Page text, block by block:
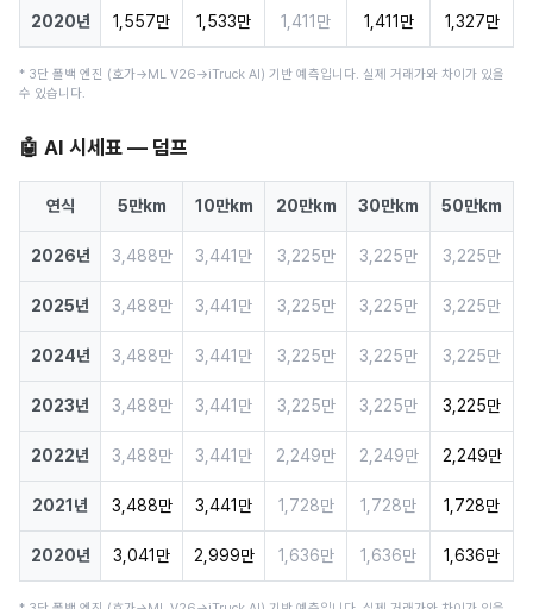
2020년 1,557만 1,533만 1,411만 1,411만 1,327만
* 3단 폴백 엔진 (호가→ML V26→iTruck AI) 기반 예측입니다. 실제 거래가와 차이가 있을
수 있습니다.
🤖 AI 시세표 — 덤프
연식 5만km 10만km 20만km 30만km 50만km
2026년 3,488만 3,441만 3,225만 3,225만 3,225만
2025년 3,488만 3,441만 3,225만 3,225만 3,225만
2024년 3,488만 3,441만 3,225만 3,225만 3,225만
2023년 3,488만 3,441만 3,225만 3,225만 3,225만
2022년 3,488만 3,441만 2,249만 2,249만 2,249만
2021년 3,488만 3,441만 1,728만 1,728만 1,728만
2020년 3,041만 2,999만 1,636만 1,636만 1,636만